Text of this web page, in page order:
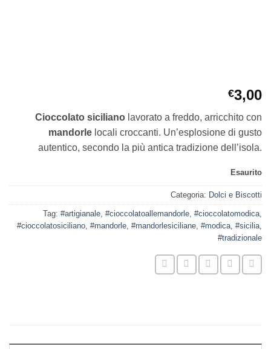
€3,00
Cioccolato siciliano lavorato a freddo, arricchito con
mandorle locali croccanti. Un’esplosione di gusto
autentico, secondo la più antica tradizione dell’isola.
Esaurito
Categoria: Dolci e Biscotti
Tag: #artigianale #cioccolatoallemandorle #cioccolatomodica
#cioccolatosiciliano #mandorle #mandorlesiciliane #modica #sicilia
#tradizionale